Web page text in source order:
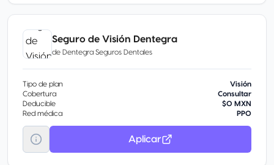
Seguro de Visión Dentegra
de Dentegra Seguros Dentales
Tipo de plan
Visión
Cobertura
Consultar
Deducible
$0 MXN
Red médica
PPO
Aplicar